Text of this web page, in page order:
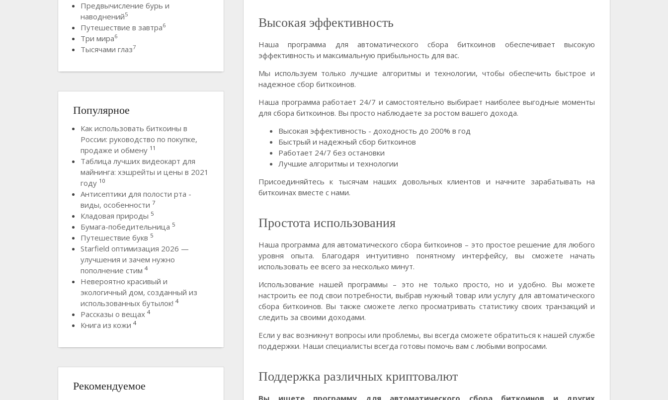
Высокая эффективность
Наша программа для автоматического сбора биткоинов обеспечивает высокую
эффективность и максимальную прибыльность для вас.
Мы используем только лучшие алгоритмы и технологии, чтобы обеспечить быстрое и
надежное сбор биткоинов.
Наша программа работает 24/7 и самостоятельно выбирает наиболее выгодные моменты
для сбора биткоинов. Вы просто наблюдаете за ростом вашего дохода.
Высокая эффективность - доходность до 200% в год
Быстрый и надежный сбор биткоинов
Работает 24/7 без остановки
Лучшие алгоритмы и технологии
Присоединяйтесь к тысячам наших довольных клиентов и начните зарабатывать на
биткоинах вместе с нами.
Простота использования
Наша программа для автоматического сбора биткоинов – это простое решение для любого
уровня опыта. Благодаря интуитивно понятному интерфейсу, вы сможете начать
использовать ее всего за несколько минут.
Использование нашей программы – это не только просто, но и удобно. Вы можете
настроить ее под свои потребности, выбрав нужный товар или услугу для автоматического
сбора биткоинов. Вы также сможете легко просматривать статистику своих транзакций и
следить за своими доходами.
Если у вас возникнут вопросы или проблемы, вы всегда сможете обратиться к нашей службе
поддержки. Наши специалисты всегда готовы помочь вам с любыми вопросами.
Поддержка различных криптовалют
Вы ищете программу для автоматического сбора биткоинов и других
Предвычисление бурь и
наводнений5
Путешествие в завтра6
Три мира6
Тысячами глаз7
Популярное
Как использовать биткоины в
России: руководство по покупке,
продаже и обмену 11
Таблица лучших видеокарт для
майнинга: хэшрейты и цены в 2021
году 10
Антисептики для полости рта -
виды, особенности 7
Кладовая природы 5
Бумага-победительница 5
Путешествие букв 5
Starfield оптимизация 2026 —
улучшения и зачем нужно
пополнение стим 4
Невероятно красивый и
экологичный дом, созданный из
использованных бутылок! 4
Рассказы о вещах 4
Книга из кожи 4
Рекомендуемое